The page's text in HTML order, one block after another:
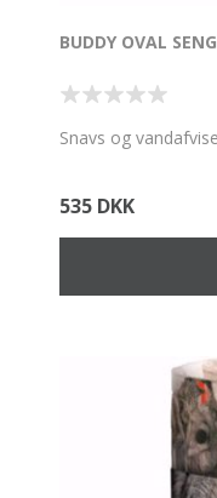
BUDDY OVAL
Snavs og
535 DKK